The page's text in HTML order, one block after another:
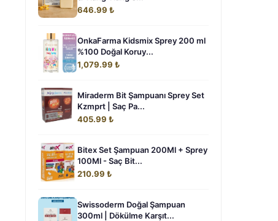
646.99 ₺
OnkaFarma Kidsmix Sprey 200 ml
%100 Doğal Koruy...
1,079.99 ₺
Miraderm Bit Şampuanı Sprey Set
Kzmprt | Saç Pa...
405.99 ₺
Bitex Set Şampuan 200Ml + Sprey
100Ml - Saç Bit...
210.99 ₺
Swissoderm Doğal Şampuan
300ml | Dökülme Karşıt...